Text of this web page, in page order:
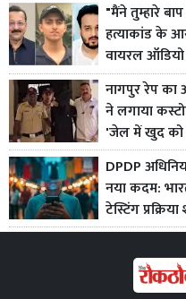
"मैंने तुम्हारे
हत्याकांड के
वायरल
नागपुर रेप का
ने लगाया
'जेल में खुद को
DPDP
नया कदम:
टेस्टिंग